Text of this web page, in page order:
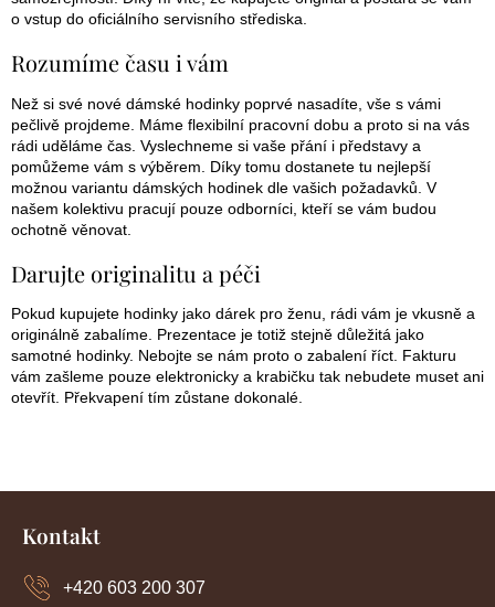
o vstup do oficiálního servisního střediska.
Rozumíme času i vám
Než si své nové dámské hodinky poprvé nasadíte, vše s vámi
pečlivě projdeme. Máme flexibilní pracovní dobu a proto si na vás
rádi uděláme čas. Vyslechneme si vaše přání i představy a
pomůžeme vám s výběrem. Díky tomu dostanete tu nejlepší
možnou variantu dámských hodinek dle vašich požadavků. V
našem kolektivu pracují pouze odborníci, kteří se vám budou
ochotně věnovat.
Darujte originalitu a péči
Pokud kupujete hodinky jako dárek pro ženu, rádi vám je vkusně a
originálně zabalíme. Prezentace je totiž stejně důležitá jako
samotné hodinky. Nebojte se nám proto o zabalení říct. Fakturu
vám zašleme pouze elektronicky a krabičku tak nebudete muset ani
otevřít. Překvapení tím zůstane dokonalé.
Kontakt
+420 603 200 307